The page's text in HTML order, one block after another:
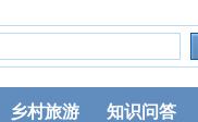
乡村旅游 知识问答